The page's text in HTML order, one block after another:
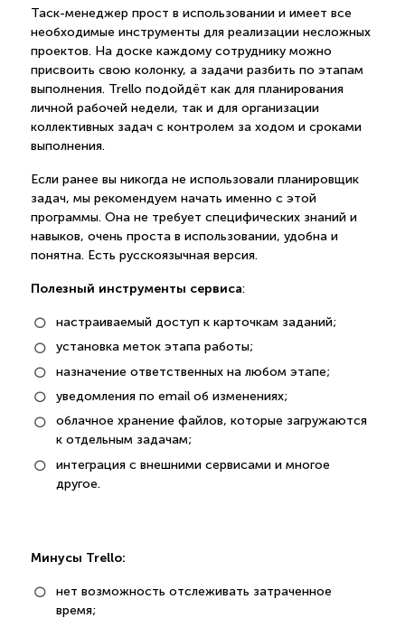
Таск-менеджер прост в использовании и имеет все
необходимые инструменты для реализации несложных
проектов. На доске каждому сотруднику можно
присвоить свою колонку, а задачи разбить по этапам
выполнения. Trello подойдёт как для планирования
личной рабочей недели, так и для организации
коллективных задач с контролем за ходом и сроками
выполнения.
Если ранее вы никогда не использовали планировщик
задач, мы рекомендуем начать именно с этой
программы. Она не требует специфических знаний и
навыков, очень проста в использовании, удобна и
понятна. Есть русскоязычная версия.
Полезный инструменты сервиса:
настраиваемый доступ к карточкам заданий;
установка меток этапа работы;
назначение ответственных на любом этапе;
уведомления по email об изменениях;
облачное хранение файлов, которые загружаются
к отдельным задачам;
интеграция с внешними сервисами и многое
другое.
Минусы Trello:
нет возможность отслеживать затраченное
время;